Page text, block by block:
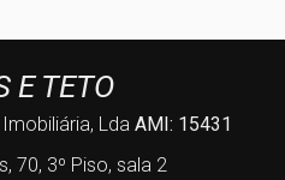
E TETO
Lda AMI: 15431
70, 3º Piso, sala 2